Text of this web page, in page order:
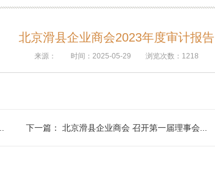
北京滑县企业商会2023年度审计报告
来源： 时间：2025-05-29 浏览次数：1218
下一篇： 北京滑县企业商会 召开第一届理事会...